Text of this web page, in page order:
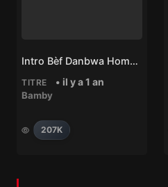
Intro Bèf Danbwa Hommage Man’Sérotte – Bamby
TITRE • il y a 1 an
Bamby
207K